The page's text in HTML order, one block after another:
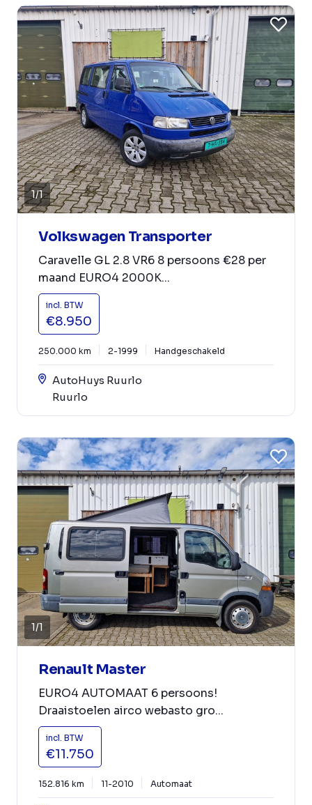
1/1
Volkswagen Transporter
Caravelle GL 2.8 VR6 8 persoons €28 per
maand EURO4 2000K...
incl. BTW
€8.950
250.000 km 2-1999 Handgeschakeld
AutoHuys Ruurlo
Ruurlo
1/1
Renault Master
EURO4 AUTOMAAT 6 persoons!
Draaistoelen airco webasto gro...
incl. BTW
€11.750
152.816 km 11-2010 Automaat